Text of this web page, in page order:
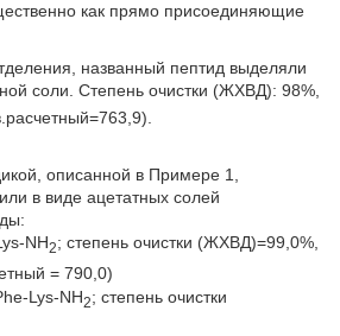
как прямо присоединяющие
названный пептид выделяли
соли. Степень очистки (ЖХВД): 98%,
описанной в Примере 1,
в виде ацетатных солей
NH2; степень очистки (ЖХВД)=99,0%,
= 790,0)
Lys-NH2; степень очистки